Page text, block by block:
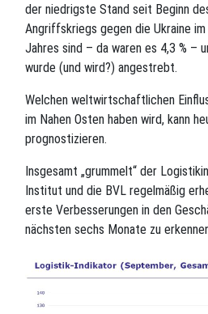
der niedrigste Stand seit Beginn
Angriffskriegs gegen die Ukraine
Jahres sind – da waren es 4,3 % –
wurde (und wird?) angestrebt.
Welchen weltwirtschaftlichen
im Nahen Osten haben wird, kann
prognostizieren.
Insgesamt „grummelt“ der
Institut und die BVL regelmäßig
erste Verbesserungen in den
nächsten sechs Monate zu